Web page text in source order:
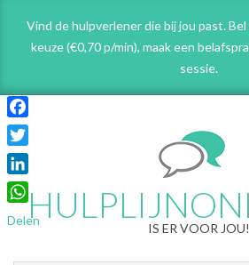
content
Vind de hulpverlener die bij jou past.
keuze (€0,70 p/min), maak een
sessie.
IS ER VOOR JOU!
Facebook
Twitter
LinkedIn
WhatsApp
Delen